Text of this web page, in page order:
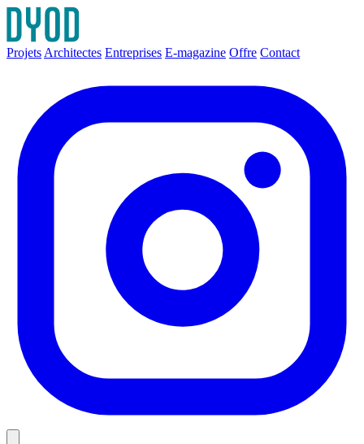
Projets Architectes Entreprises E-magazine Offre Contact